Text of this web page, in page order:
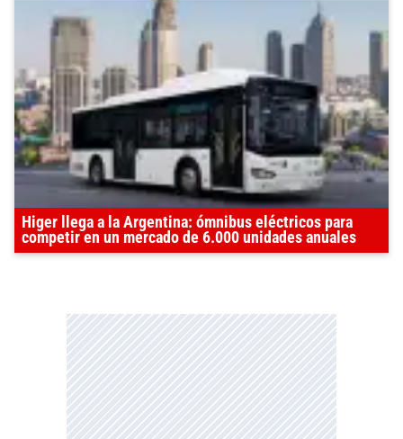
Higer llega a la Argentina: ómnibus eléctricos para
competir en un mercado de 6.000 unidades anuales